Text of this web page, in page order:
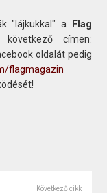
"lájkukkal" a
Flag
címen:
oldalát pedig
flagmagazin
Következő cikk